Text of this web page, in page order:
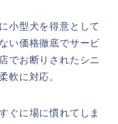
小型犬を得意として
い価格徹底でサービ
でお断りされたシニ
軟に対応。
ぐに場に慣れてしま